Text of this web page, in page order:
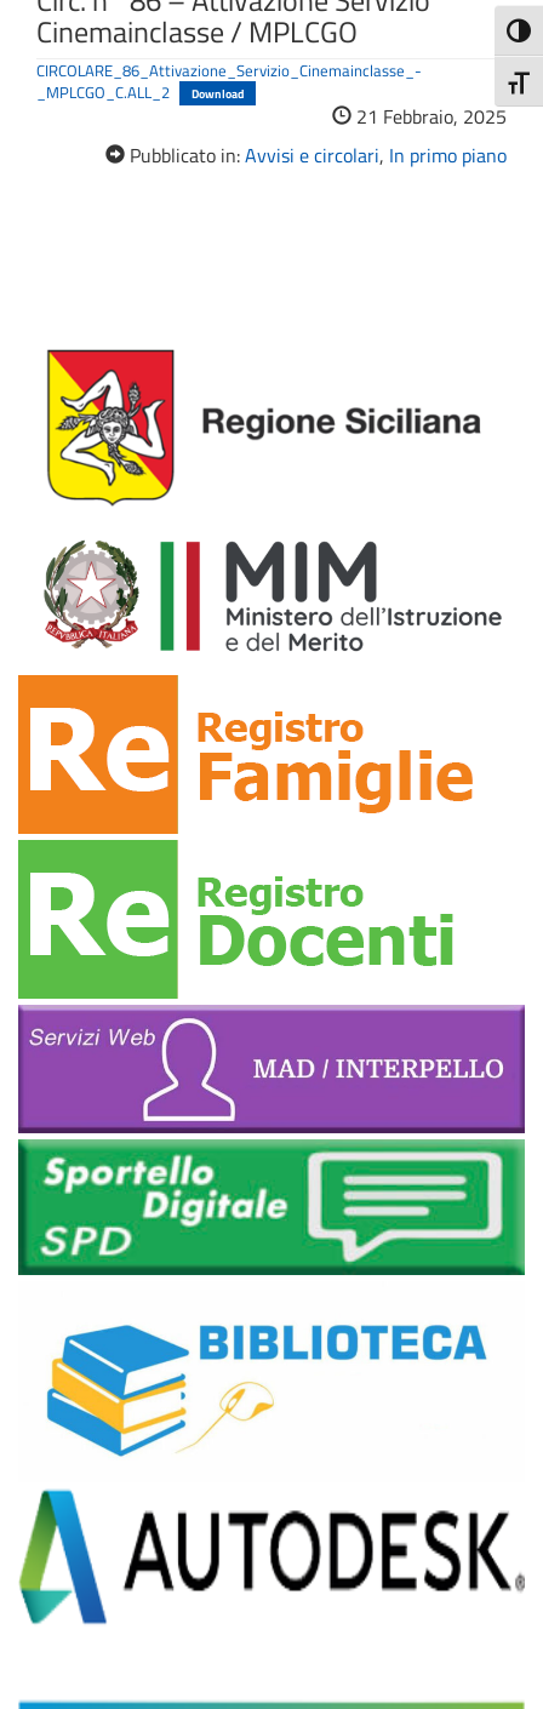
Cinemainclasse / MPLCGO
CIRCOLARE_86_Attivazione_Servizio_Cinemainclasse_-
_MPLCGO_C.ALL_2
Download
21 Febbraio, 2025
Pubblicato in:Avvisi e circolari, In primo piano